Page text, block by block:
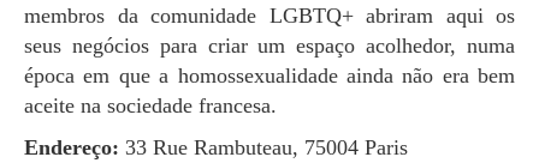
membros da comunidade LGBTQ+ abriram aqui os
seus negócios para criar um espaço acolhedor, numa
época em que a homossexualidade ainda não era bem
aceite na sociedade francesa.
Endereço: 33 Rue Rambuteau, 75004 Paris